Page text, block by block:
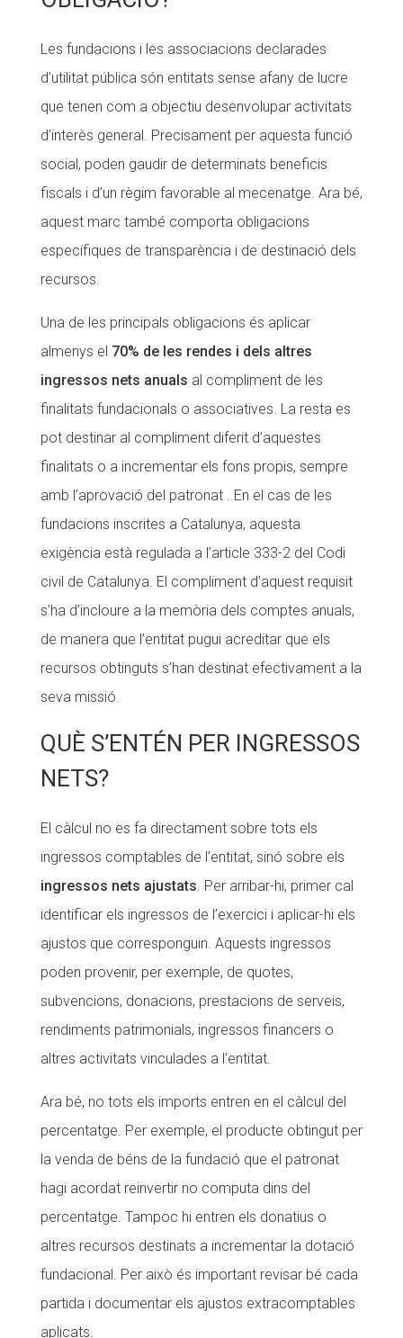
Les fundacions i les associacions declarades
d’utilitat pública són entitats sense afany de lucre
que tenen com a objectiu desenvolupar activitats
d’interès general. Precisament per aquesta funció
social, poden gaudir de determinats beneficis
fiscals i d’un règim favorable al mecenatge. Ara bé,
aquest marc també comporta obligacions
específiques de transparència i de destinació dels
recursos.
Una de les principals obligacions és aplicar
almenys el 70% de les rendes i dels altres
ingressos nets anuals al compliment de les
finalitats fundacionals o associatives. La resta es
pot destinar al compliment diferit d’aquestes
finalitats o a incrementar els fons propis, sempre
amb l’aprovació del patronat . En el cas de les
fundacions inscrites a Catalunya, aquesta
exigència està regulada a l’article 333-2 del Codi
civil de Catalunya. El compliment d’aquest requisit
s’ha d’incloure a la memòria dels comptes anuals,
de manera que l’entitat pugui acreditar que els
recursos obtinguts s’han destinat efectivament a la
seva missió.
QUÈ S’ENTÉN PER INGRESSOS
NETS?
El càlcul no es fa directament sobre tots els
ingressos comptables de l’entitat, sinó sobre els
ingressos nets ajustats. Per arribar-hi, primer cal
identificar els ingressos de l’exercici i aplicar-hi els
ajustos que corresponguin. Aquests ingressos
poden provenir, per exemple, de quotes,
subvencions, donacions, prestacions de serveis,
rendiments patrimonials, ingressos financers o
altres activitats vinculades a l’entitat.
Ara bé, no tots els imports entren en el càlcul del
percentatge. Per exemple, el producte obtingut per
la venda de béns de la fundació que el patronat
hagi acordat reinvertir no computa dins del
percentatge. Tampoc hi entren els donatius o
altres recursos destinats a incrementar la dotació
fundacional. Per això és important revisar bé cada
partida i documentar els ajustos extracomptables
aplicats.